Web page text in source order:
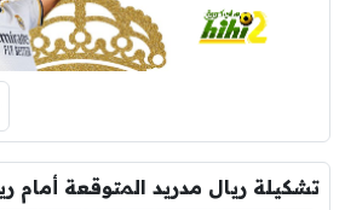
تشكيلة ريال مدريد المتوقعة أمام